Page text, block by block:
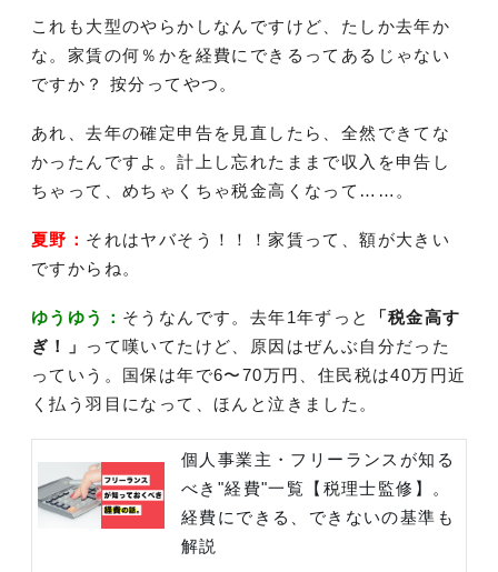
これも大型のやらかしなんですけど、たしか去年か
な。家賃の何％かを経費にできるってあるじゃない
ですか？ 按分ってやつ。
あれ、去年の確定申告を見直したら、全然できてな
かったんですよ。計上し忘れたままで収入を申告し
ちゃって、めちゃくちゃ税金高くなって……。
夏野： それはヤバそう！！！家賃って、額が大きい
ですからね。
ゆうゆう： そうなんです。去年1年ずっと
「税金高す
ぎ！」
って嘆いてたけど、原因はぜんぶ自分だった
っていう。国保は年で6〜70万円、住民税は40万円近
く払う羽目になって、ほんと泣きました。
個人事業主・フリーランスが知る
べき"経費"一覧【税理士監修】。
経費にできる、できないの基準も
解説